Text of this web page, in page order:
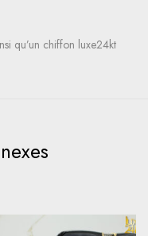
qu’un chiffon luxe24kt